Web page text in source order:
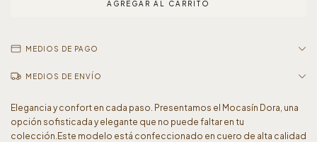
MEDIOS DE PAGO
MEDIOS DE ENVÍO
Elegancia y confort en cada paso. Presentamos el Mocasín Dora, una
opción sofisticada y elegante que no puede faltar en tu
colección.Este modelo está confeccionado en cuero de alta calidad